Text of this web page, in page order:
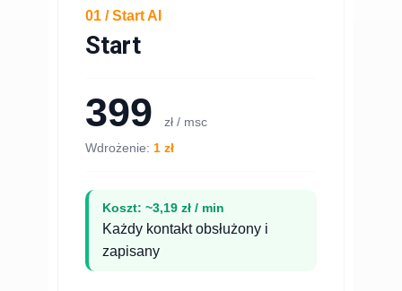
01 / Start AI
Start
399 zł / msc
Wdrożenie: 1 zł
Koszt: ~3,19 zł / min
Każdy kontakt obsłużony i
zapisany